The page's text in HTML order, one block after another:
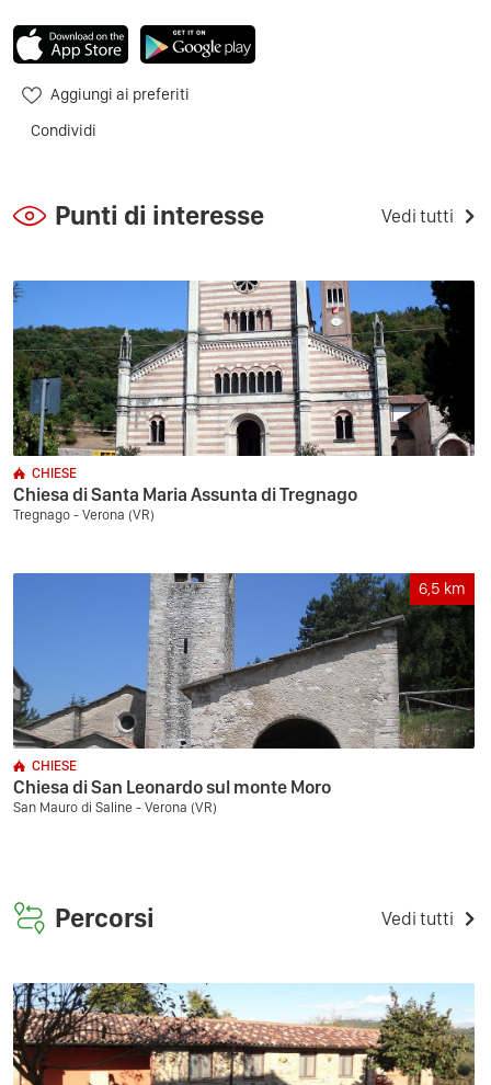
Aggiungi ai preferiti
Condividi
Punti di interesse Vedi tutti
CHIESE
Chiesa di Santa Maria Assunta di Tregnago
Tregnago - Verona (VR)
6,5 km
CHIESE
Chiesa di San Leonardo sul monte Moro
San Mauro di Saline - Verona (VR)
Percorsi Vedi tutti